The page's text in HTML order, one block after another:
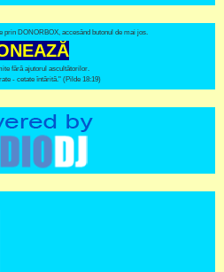
prin DONORBOX, accesând butonul de mai jos.
fără ajutorul ascultătorilor.
- cetate întărită." (Pilde 18:19)